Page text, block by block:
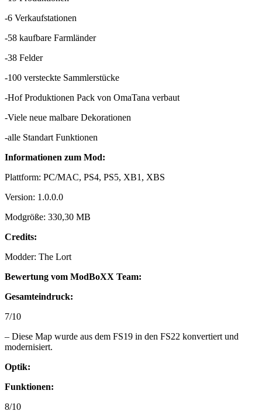
-6 Verkaufstationen
-58 kaufbare Farmländer
-38 Felder
-100 versteckte Sammlerstücke
-Hof Produktionen Pack von OmaTana verbaut
-Viele neue malbare Dekorationen
-alle Standart Funktionen
Informationen zum Mod:
Plattform: PC/MAC, PS4, PS5, XB1, XBS
Version: 1.0.0.0
Modgröße: 330,30 MB
Credits:
Modder: The Lort
Bewertung vom ModBoXX Team:
Gesamteindruck:
7/10
– Diese Map wurde aus dem FS19 in den FS22 konvertiert und
modernisiert.
Optik:
Funktionen:
8/10